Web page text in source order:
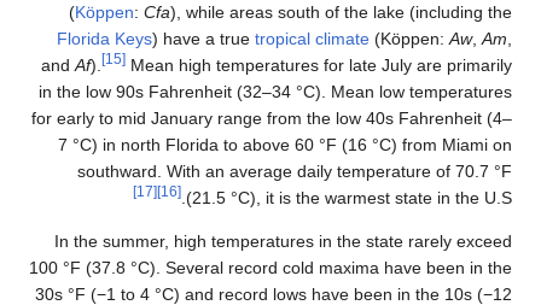
( Köppen:Cfa),
Florida Keys) have
andAf).
Mean
in the low 90s
for early to mid
7 °C) in north
southward. With
[16]
[17]
In the summer,
100 °F (37.8 °C).
30s °F (−1 to 4 °C)